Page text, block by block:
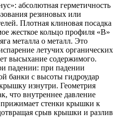
абсолютная герметичность
резиновых или
Плотная клиновая посадка
жесткое кольцо профиля «В»
металла о металл. Это
летучих органических
высыхание содержимого.
падении: при падении
банки с высоты гидроудар
изнутри. Геометрия
что внутреннее давление
стенки крышки к
срыв крышки и разлив